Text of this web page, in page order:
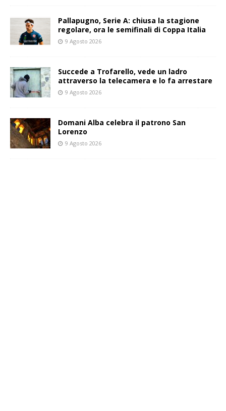
Pallapugno, Serie A: chiusa la stagione
regolare, ora le semifinali di Coppa Italia
9 Agosto 2026
Succede a Trofarello, vede un ladro
attraverso la telecamera e lo fa arrestare
9 Agosto 2026
Domani Alba celebra il patrono San
Lorenzo
9 Agosto 2026